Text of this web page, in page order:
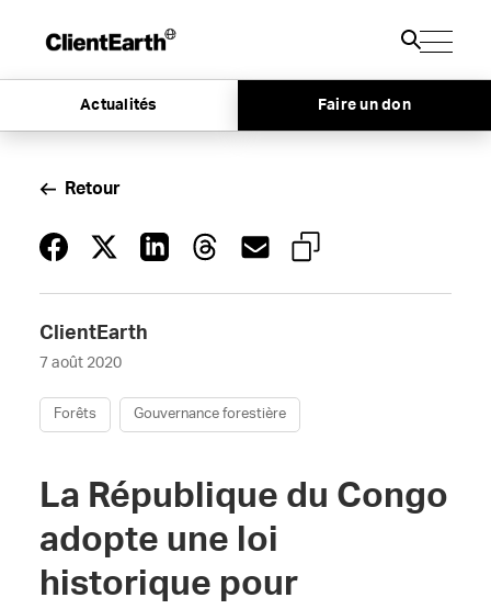
Actualités Faire un don
ClientEarth
7 août 2020
Forêts Gouvernance forestière
Retour
La République du Congo
adopte une loi
historique pour